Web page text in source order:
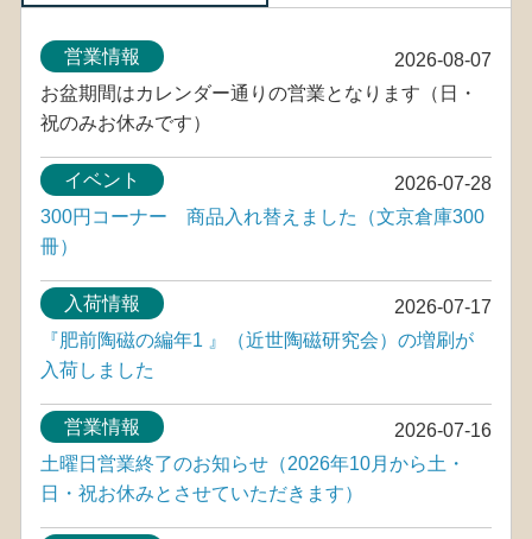
2026-08-07
営業情報
お盆期間はカレンダー通りの営業となります（日・
祝のみお休みです）
2026-07-28
イベント
300円コーナー 商品入れ替えました（文京倉庫300
冊）
2026-07-17
入荷情報
『肥前陶磁の編年1 』（近世陶磁研究会）の増刷が
入荷しました
2026-07-16
営業情報
土曜日営業終了のお知らせ（2026年10月から土・
日・祝お休みとさせていただきます）